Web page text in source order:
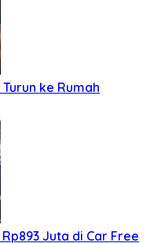
ke Rumah
Juta di Car Free